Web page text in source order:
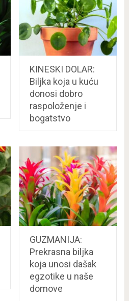
KINESKI DOLAR:
Biljka koja u kuću
donosi dobro
raspoloženje i
bogatstvo
GUZMANIJA:
Prekrasna biljka
koja unosi dašak
egzotike u naše
domove